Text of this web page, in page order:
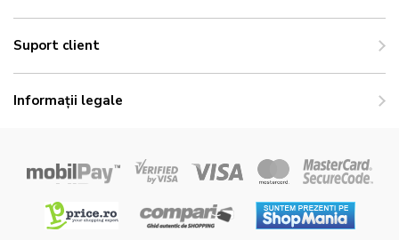
Suport client
Informații legale